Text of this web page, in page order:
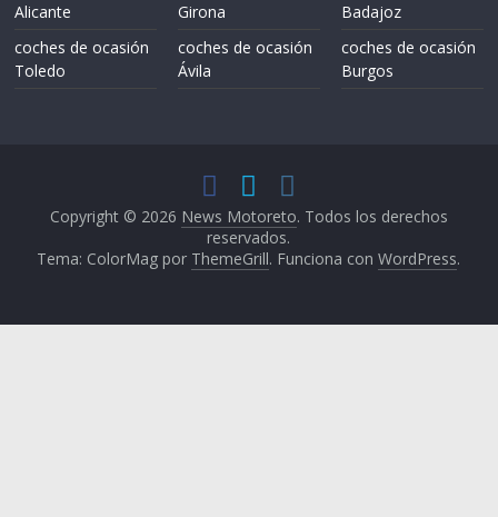
Alicante
coches de ocasión
Toledo
Girona
coches de ocasión
Ávila
Badajoz
coches de ocasión
Burgos
Copyright © 2026 News Motoreto. Todos los derechos
reservados.
Tema: ColorMag por ThemeGrill. Funciona conWordPress.